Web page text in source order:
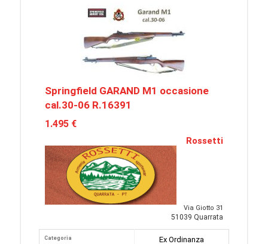
Springfield GARAND M1 occasione
cal.30-06 R.16391
1.495 €
Rossetti
Via Giotto 31
51039 Quarrata
Categoria Ex Ordinanza